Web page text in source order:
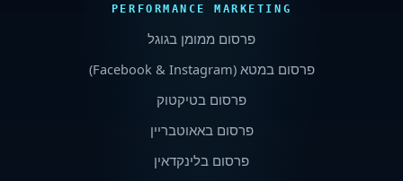
PERFORMANCE MARKETING
פרסום ממומן בגוגל
פרסום במטא (Facebook & Instagram
)
פרסום בטיקטוק
פרסום באאוטבריין
פרסום בלינקדאין